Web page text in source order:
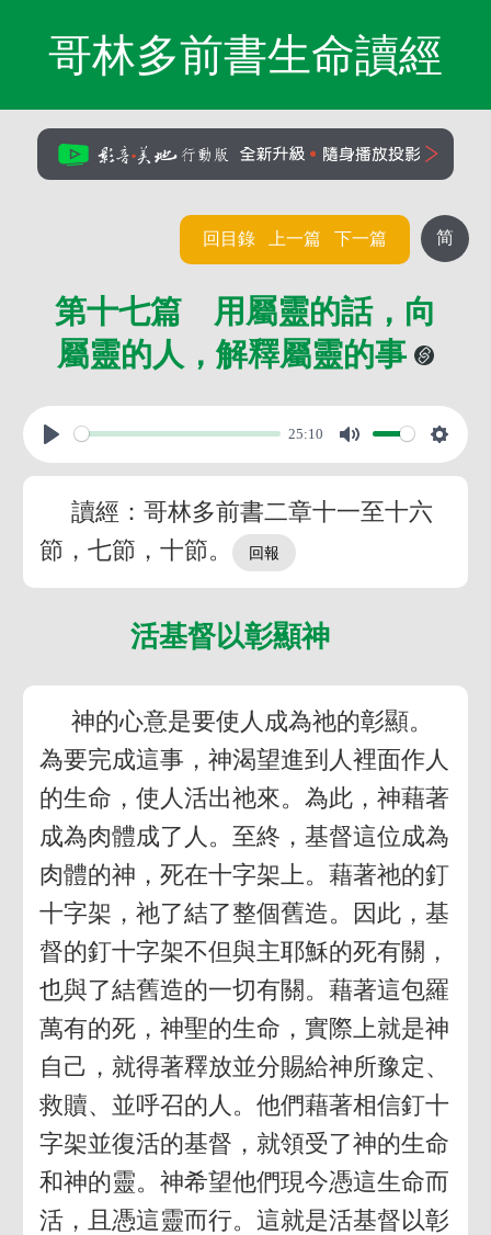
哥林多前書生命讀經
简
回目錄 上一篇 下一篇
第十七篇 用屬靈的話，向
屬靈的人，解釋屬靈的事
25:10
讀經：哥林多前書二章十一至十六
節，七節，十節。
活基督以彰顯神
神的心意是要使人成為祂的彰顯。
為要完成這事，神渴望進到人裡面作人
的生命，使人活出祂來。為此，神藉著
成為肉體成了人。至終，基督這位成為
肉體的神，死在十字架上。藉著祂的釘
十字架，祂了結了整個舊造。因此，基
督的釘十字架不但與主耶穌的死有關，
也與了結舊造的一切有關。藉著這包羅
萬有的死，神聖的生命，實際上就是神
自己，就得著釋放並分賜給神所豫定、
救贖、並呼召的人。他們藉著相信釘十
字架並復活的基督，就領受了神的生命
和神的靈。神希望他們現今憑這生命而
活，且憑這靈而行。這就是活基督以彰